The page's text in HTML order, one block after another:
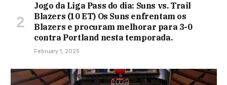
Jogo da Liga Pass do dia: Suns vs. Trail
Blazers (10 ET) Os Suns enfrentam os
Blazers e procuram melhorar para 3-0
contra Portland nesta temporada.
February 1, 2025